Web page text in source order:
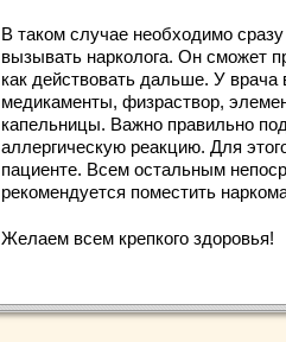
В таком случае необходимо
вызывать нарколога. Он сможет
как действовать дальше. У врача
медикаменты, физраствор,
капельницы. Важно правильно
аллергическую реакцию. Для
пациенте. Всем остальным
рекомендуется поместить
Желаем всем крепкого здоровья!